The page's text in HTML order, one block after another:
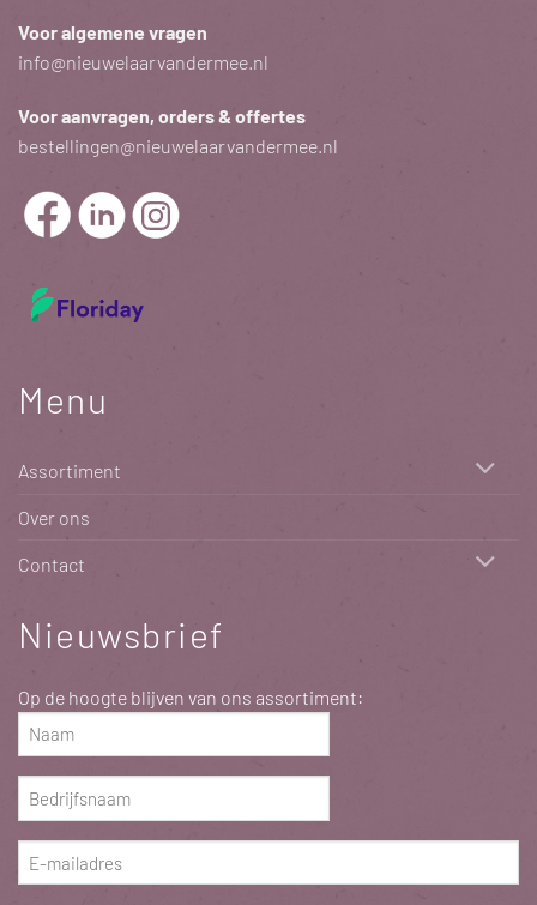
Voor algemene vragen
info@nieuwelaarvandermee.nl
Voor aanvragen, orders & offertes
bestellingen@nieuwelaarvandermee.nl
Menu
Assortiment
Over ons
Contact
Nieuwsbrief
Op de hoogte blijven van ons assortiment:
Naam
(Vereist)
Bedrijfsnaam
(Vereist)
E-
mailadres